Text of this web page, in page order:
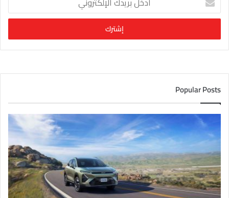
خ
ب
ر
د
ا
ل
إ
ل
ك
ت
ر
و
ن
ي
Popular Posts